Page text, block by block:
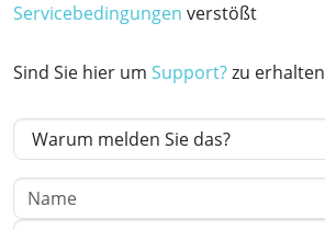
Servicebedingungen verstößt
Sind Sie hier um Support?zu erhalten